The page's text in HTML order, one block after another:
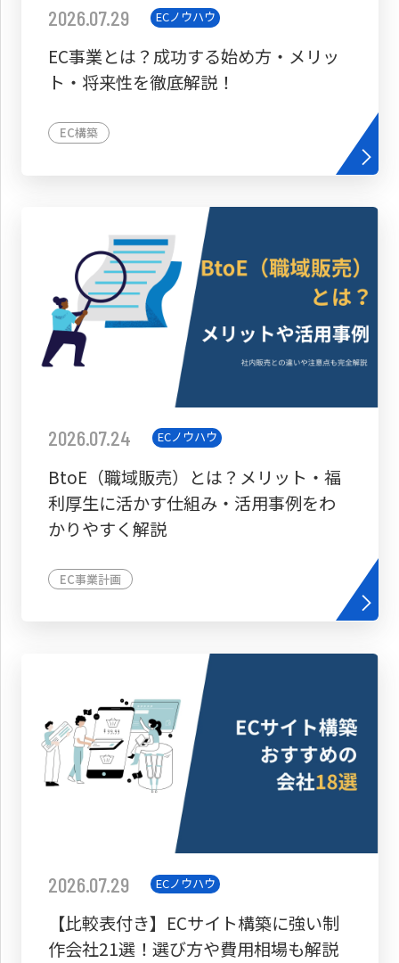
2026.07.29 ECノウハウ
EC事業とは？成功する始め方・メリッ
ト・将来性を徹底解説！
EC構築
2026.07.24 ECノウハウ
BtoE（職域販売）とは？メリット・福
利厚生に活かす仕組み・活用事例をわ
かりやすく解説
EC事業計画
2026.07.29 ECノウハウ
【比較表付き】ECサイト構築に強い制
作会社21選！選び方や費用相場も解説